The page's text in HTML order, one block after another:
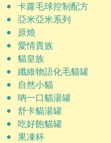
卡蘿毛球控制配方
亞米亞米系列
原燒
愛情貴族
貓皇族
纖維物語化毛貓罐
自然小貓
吶一口貓湯罐
舒卡貓湯罐
吃好飽貓罐
果凍杯